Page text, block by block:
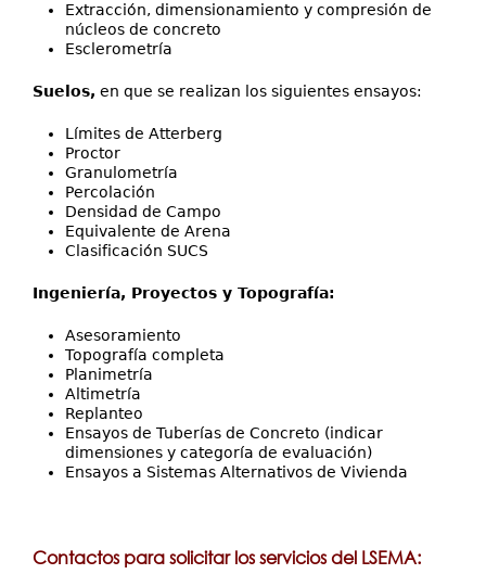
Extracción, dimensionamiento y compresión de
núcleos de concreto
Esclerometría
Suelos, en que se realizan los siguientes ensayos:
Límites de Atterberg
Proctor
Granulometría
Percolación
Densidad de Campo
Equivalente de Arena
Clasificación SUCS
Ingeniería, Proyectos y Topografía:
Asesoramiento
Topografía completa
Planimetría
Altimetría
Replanteo
Ensayos de Tuberías de Concreto (indicar
dimensiones y categoría de evaluación)
Ensayos a Sistemas Alternativos de Vivienda
Contactos para solicitar los servicios del LSEMA: